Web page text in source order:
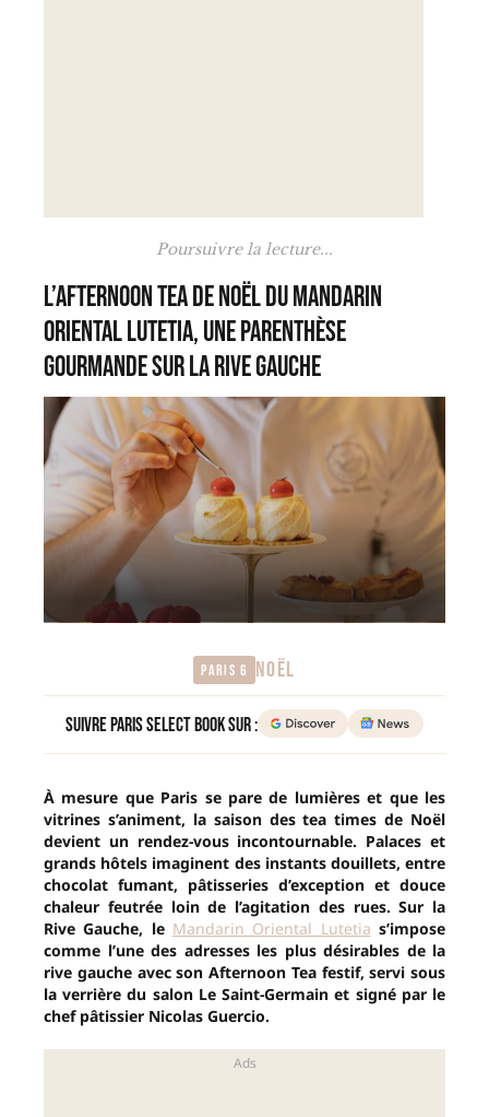
Poursuivre la lecture...
L’Afternoon Tea de Noël du Mandarin
Oriental Lutetia, une parenthèse
gourmande sur la Rive Gauche
Paris 6 NOËL
Suivre Paris Select Book sur :
À mesure que Paris se pare de lumières et que les
vitrines s’animent, la saison des tea times de Noël
devient un rendez-vous incontournable. Palaces et
grands hôtels imaginent des instants douillets, entre
chocolat fumant, pâtisseries d’exception et douce
chaleur feutrée loin de l’agitation des rues. Sur la
Rive Gauche, le Mandarin Oriental Lutetia s’impose
comme l’une des adresses les plus désirables de la
rive gauche avec son Afternoon Tea festif, servi sous
la verrière du salon Le Saint-Germain et signé par le
chef pâtissier Nicolas Guercio.